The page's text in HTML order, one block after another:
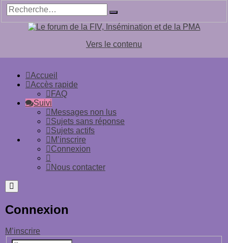
Vers le contenu
Accueil
Accès rapide
FAQ
Suivi
Messages non lus
Sujets sans réponse
Sujets actifs
M’inscrire
Connexion
Nous contacter
Connexion
M’inscrire